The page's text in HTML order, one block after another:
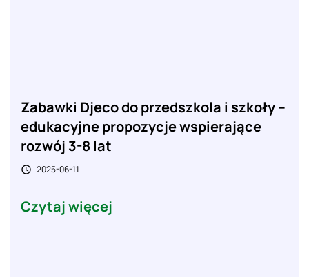
Zabawki Djeco do przedszkola i szkoły –
edukacyjne propozycje wspierające
rozwój 3-8 lat
 2025-06-11
Czytaj więcej